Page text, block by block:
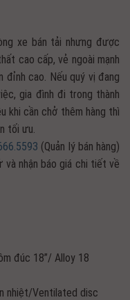
xe bán tải nhưng được
cao cấp, vẻ ngoài mạnh
đỉnh cao. Nếu quý vị đang
gia đình đi trong thành
khi cần chở thêm hàng thì
tối ưu.
(Quản lý bán hàng)
nhận báo giá chi tiết về
đúc 18”/ Alloy 18
nhiệt/Ventilated disc